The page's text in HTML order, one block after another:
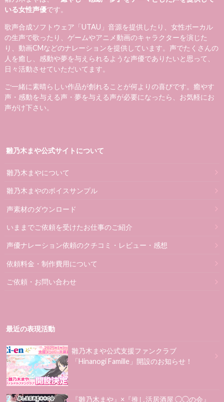
いる女性声優です。
歌声合成ソフトウェア「UTAU」音源を提供したり、女性ボーカル
の生声で歌ったり、ゲームやアニメ動画のキャラクターを演じた
り、動画CMなどのナレーションを提供しています。声でたくさんの
人を癒し、感動や夢を与えられるような声優でありたいと思って、
日々活動させていただいてます。
ご一緒に素晴らしい作品が創れることが何よりの喜びです。癒やす
声・感動を与える声・夢を与える声が必要になったら、お気軽にお
声がけ下さい。
雛乃木まや公式サイトについて
雛乃木まやについて
雛乃木まやのボイスサンプル
声素材のダウンロード
いままでご依頼を受けたお仕事のご紹介
声優ナレーション依頼のクチコミ・レビュー・感想
依頼料金・制作費用について
ご依頼・お問い合わせ
最近の表現活動
雛乃木まや公式支援ファンクラブ
「Hinanogi Famille」開設のお知らせ！
『雛乃木まや』×『推し活居酒屋 ◯◯の会』